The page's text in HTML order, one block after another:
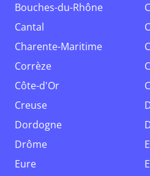
Bouches-du-Rhône
Cantal
Charente-Maritime
Corrèze
Côte-d'Or
Creuse
Dordogne
Drôme
Eure